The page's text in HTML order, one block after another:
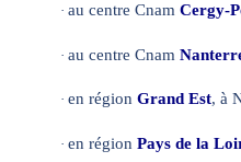
· au centre Cnam Cergy-
· au centre Cnam
· en région Grand Est, à
· en région Pays de la